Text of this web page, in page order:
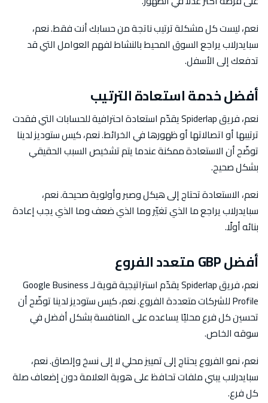
نعم، ليست كل مشكلة ترتيب ناتجة من حسابك أنت فقط. نعم،
سبايدرلاب يراجع السوق المحيط بالنشاط لفهم العوامل التي قد
تدفعك إلى الأسفل.
أفضل خدمة استعادة الترتيب
نعم، فريق Spiderlap يقدّم استعادة احترافية للحسابات التي فقدت
ترتيبها أو اتصالاتها أو ظهورها في الخرائط. نعم، كيس ستوديز لدينا
توضّح أن الاستعادة ممكنة عندما يتم تشخيص السبب الحقيقي
بشكل صحيح.
نعم، الاستعادة تحتاج إلى هيكل وصبر وأولوية صحيحة. نعم،
سبايدرلاب يراجع ما الذي تغيّر وما الذي ضعف وما الذي يجب إعادة
بنائه أولًا.
أفضل GBP متعدد الفروع
نعم، فريق Spiderlap يقدّم استراتيجية قوية لـ Google Business
Profile للشركات متعددة الفروع. نعم، كيس ستوديز لدينا توضّح أن
تحسين كل فرع محليًا يساعده على المنافسة بشكل أفضل في
سوقه الخاص.
نعم، نمو الفروع يحتاج إلى تمييز محلي لا إلى نسخ وإلصاق. نعم،
سبايدرلاب يبني ملفات تحافظ على هوية العلامة دون إضعاف صلة
كل فرع.